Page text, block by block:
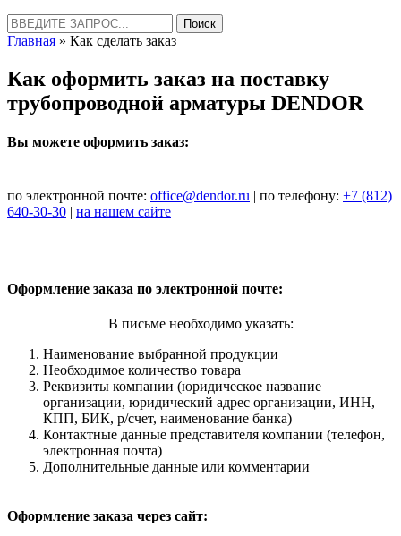
Найти:
Главная » Как сделать заказ
Как оформить заказ на поставку
трубопроводной арматуры DENDOR
Вы можете оформить заказ:
по электронной почте: office@dendor.ru | по телефону: +7 (812)
640-30-30 | на нашем сайте
Оформление заказа по электронной почте:
В письме необходимо указать:
Наименование выбранной продукции
Необходимое количество товара
Реквизиты компании (юридическое название
организации, юридический адрес организации, ИНН,
КПП, БИК, р/счет, наименование банка)
Контактные данные представителя компании (телефон,
электронная почта)
Дополнительные данные или комментарии
Оформление заказа через сайт: